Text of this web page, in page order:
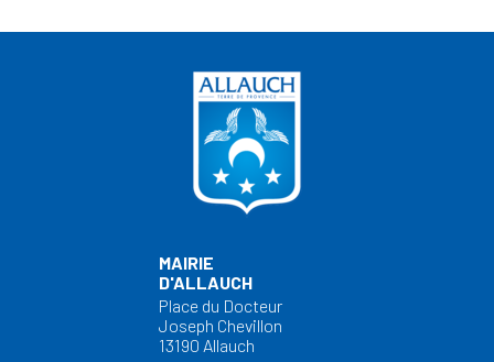
MAIRIE
D'ALLAUCH
Place du Docteur
Joseph Chevillon
13190 Allauch